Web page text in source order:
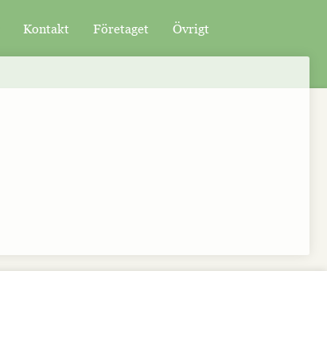
Kontakt Företaget Övrigt